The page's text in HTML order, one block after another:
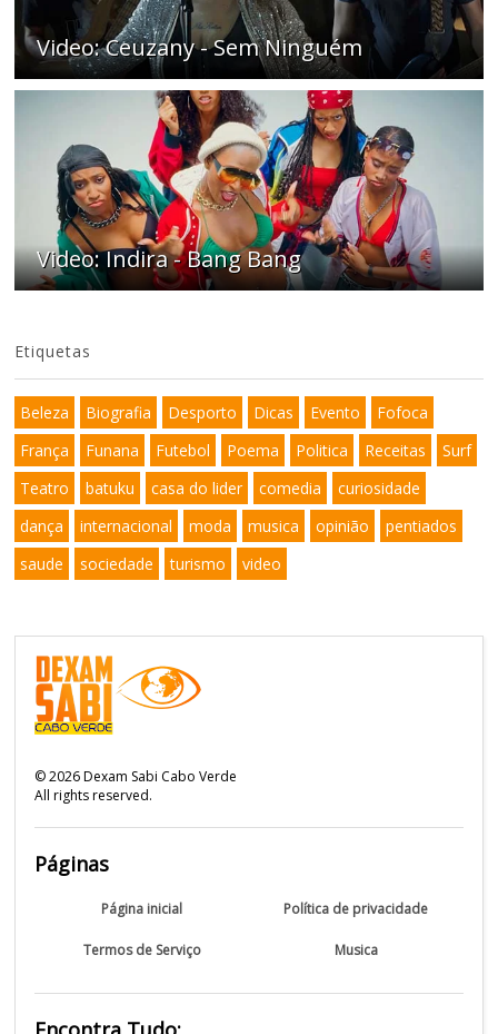
Video: Ceuzany - Sem Ninguém
Video: Indira - Bang Bang
Etiquetas
Beleza Biografia Desporto Dicas Evento
Fofoca
França
Funana Futebol Poema Politica Receitas
Surf
Teatro
batuku casa do lider comedia
curiosidade
dança
internacional moda musica opinião
pentiados
saude
sociedade turismo video
©2026Dexam Sabi Cabo Verde
All rights reserved.
Páginas
Página inicial Política de privacidade
Termos de Serviço Musica